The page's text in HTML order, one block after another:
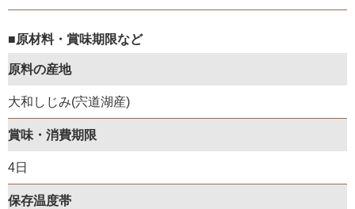
■原材料・賞味期限など
原料の産地
大和しじみ(宍道湖産)
賞味・消費期限
4日
保存温度帯